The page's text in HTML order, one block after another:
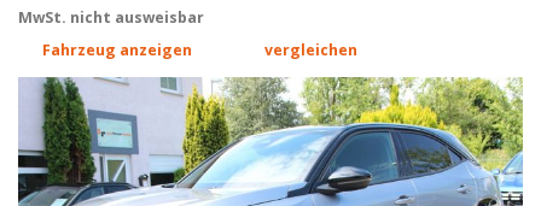
MwSt. nicht ausweisbar
Fahrzeug anzeigen
vergleichen